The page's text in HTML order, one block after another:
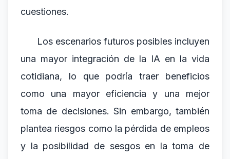
cuestiones.
Los escenarios futuros posibles incluyen
una mayor integración de la IA en la vida
cotidiana, lo que podría traer beneficios
como una mayor eficiencia y una mejor
toma de decisiones. Sin embargo, también
plantea riesgos como la pérdida de empleos
y la posibilidad de sesgos en la toma de